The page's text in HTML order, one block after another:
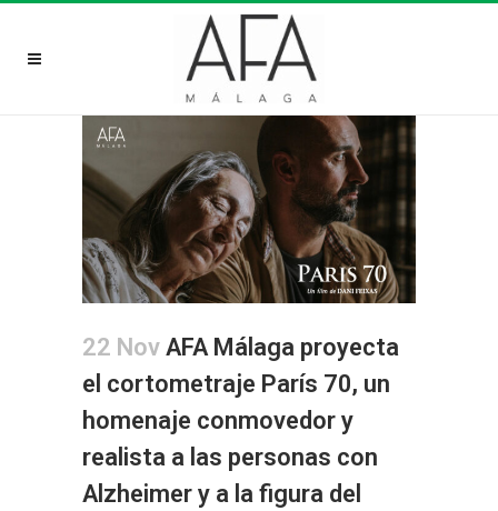
22 Nov AFA Málaga proyecta
el cortometraje París 70, un
homenaje conmovedor y
realista a las personas con
Alzheimer y a la figura del